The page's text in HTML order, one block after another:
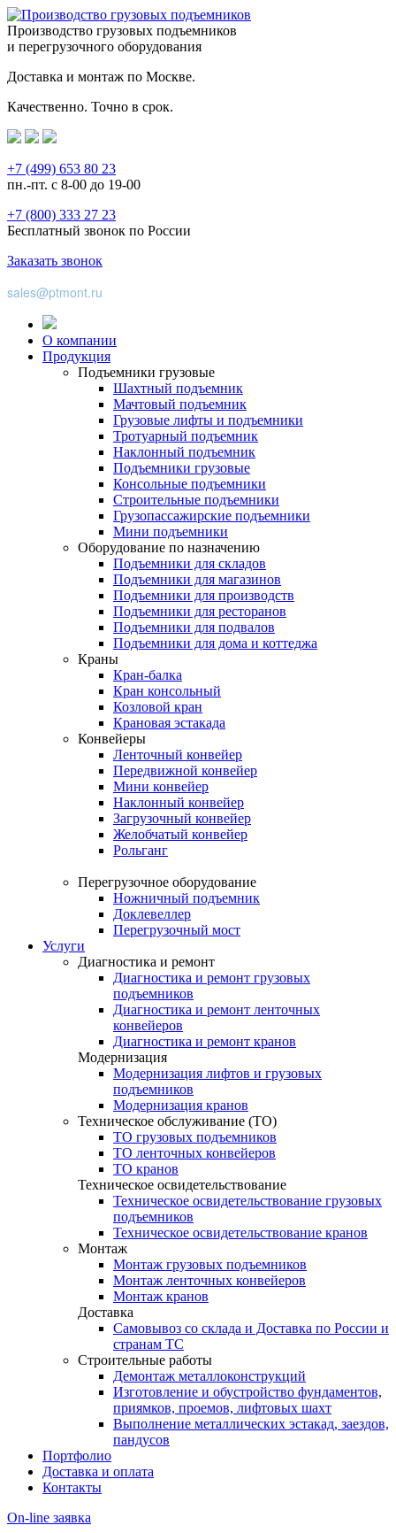
Производство грузовых подъемников
и перегрузочного оборудования
Доставка и монтаж по Москве.
Качественно. Точно в срок.
+7 (499) 653 80 23
пн.-пт. с 8-00 до 19-00
+7 (800) 333 27 23
Бесплатный звонок по России
Заказать звонок
sales@ptmont.ru
О компании
Продукция
Подъемники грузовые
Шахтный подъемник
Мачтовый подъемник
Грузовые лифты и подъемники
Тротуарный подъемник
Наклонный подъемник
Подъемники грузовые
Консольные подъемники
Строительные подъемники
Грузопассажирские подъемники
Мини подъемники
Оборудование по назначению
Подъемники для складов
Подъемники для магазинов
Подъемники для производств
Подъемники для ресторанов
Подъемники для подвалов
Подъемники для дома и коттеджа
Краны
Кран-балка
Кран консольный
Козловой кран
Крановая эстакада
Конвейеры
Ленточный конвейер
Передвижной конвейер
Мини конвейер
Наклонный конвейер
Загрузочный конвейер
Желобчатый конвейер
Рольганг
Перегрузочное оборудование
Ножничный подъемник
Доклевеллер
Перегрузочный мост
Услуги
Диагностика и ремонт
Диагностика и ремонт грузовых
подъемников
Диагностика и ремонт ленточных
конвейеров
Диагностика и ремонт кранов
Модернизация
Модернизация лифтов и грузовых
подъемников
Модернизация кранов
Техническое обслуживание (ТО)
ТО грузовых подъемников
ТО ленточных конвейеров
ТО кранов
Техническое освидетельствование
Техническое освидетельствование грузовых
подъемников
Техническое освидетельствование кранов
Монтаж
Монтаж грузовых подъемников
Монтаж ленточных конвейеров
Монтаж кранов
Доставка
Самовывоз со склада и Доставка по России и
странам ТС
Строительные работы
Демонтаж металлоконструкций
Изготовление и обустройство фундаментов,
приямков, проемов, лифтовых шахт
Выполнение металлических эстакад, заездов,
пандусов
Портфолио
Доставка и оплата
Контакты
On-line заявка